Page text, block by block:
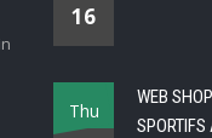
16
Thu
WEB